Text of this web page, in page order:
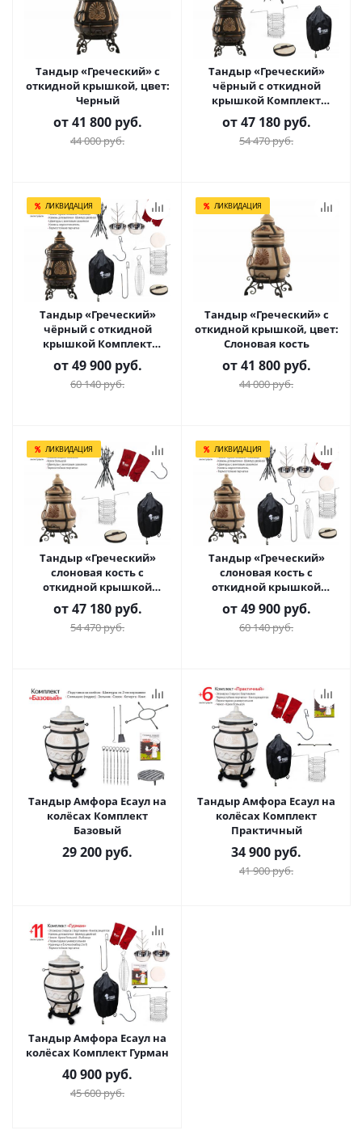
Тандыр «Греческий» с
откидной крышкой, цвет:
Черный
от41 800 руб.
44 000 руб.
Тандыр «Греческий»
чёрный с откидной
крышкой Комплект
Практичный
от47 180 руб.
54 470 руб.
ЛИКВИДАЦИЯ
Тандыр «Греческий»
чёрный с откидной
крышкой Комплект
Гурман
от49 900 руб.
60 140 руб.
ЛИКВИДАЦИЯ
Тандыр «Греческий» с
откидной крышкой, цвет:
Слоновая кость
от41 800 руб.
44 000 руб.
ЛИКВИДАЦИЯ
Тандыр «Греческий»
слоновая кость с
откидной крышкой
Комплект Практичный
от47 180 руб.
54 470 руб.
ЛИКВИДАЦИЯ
Тандыр «Греческий»
слоновая кость с
откидной крышкой
Комплект Гурман
от49 900 руб.
60 140 руб.
Тандыр Амфора Есаул на
колёсах Комплект
Базовый
29 200 руб.
Тандыр Амфора Есаул на
колёсах Комплект
Практичный
34 900 руб.
41 900руб.
Тандыр Амфора Есаул на
колёсах Комплект Гурман
40 900 руб.
45 600руб.